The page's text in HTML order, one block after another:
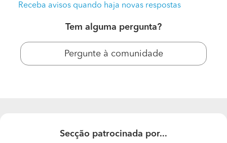
Receba avisos quando haja novas respostas
Tem alguma pergunta?
Pergunte à comunidade
Secção patrocinada por...